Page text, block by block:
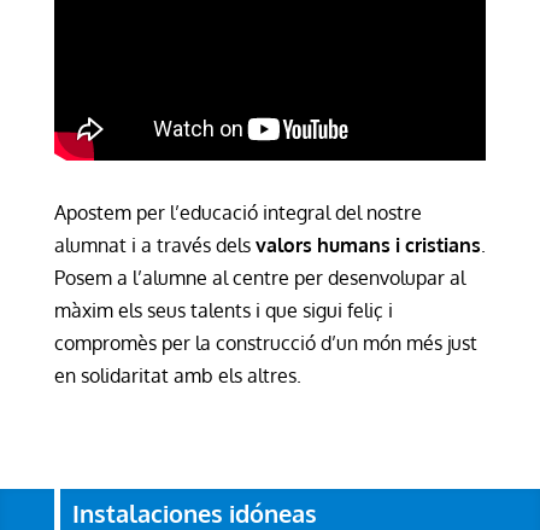
Apostem per l’educació integral del nostre
alumnat i a través dels valors humans i cristians
Posem a l’alumne al centre per desenvolupar al
màxim els seus talents i que sigui feliç i
compromès per la construcció d’un món més just
en solidaritat amb els altres.
Instalaciones idóneas